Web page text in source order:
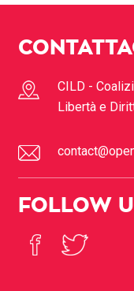
CILD -
Libertà e
FOLLOW